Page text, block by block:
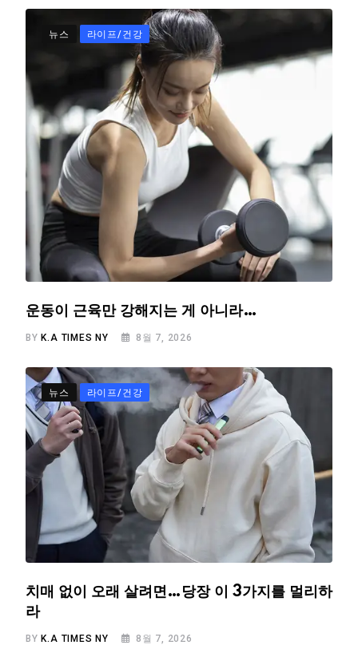
뉴스 라이프/건강
운동이 근육만 강해지는 게 아니라…
BY K.A TIMES NY 8월 7, 2026
뉴스 라이프/건강
치매 없이 오래 살려면…당장 이 3가지를 멀리하
라
BYK.A TIMES NY 8월 7, 2026